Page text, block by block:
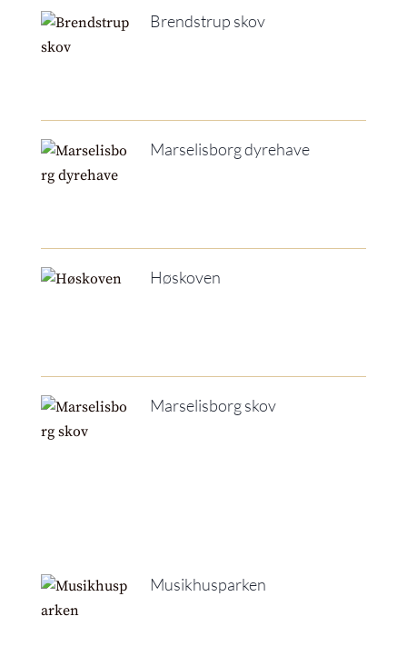
Brendstrup skov
Marselisborg dyrehave
Høskoven
Marselisborg skov
Musikhusparken